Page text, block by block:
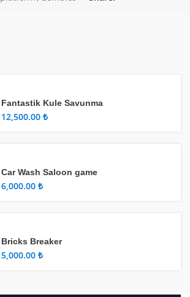
Fantastik Kule Savunma
₺
Car Wash Saloon game
₺
Bricks Breaker
₺